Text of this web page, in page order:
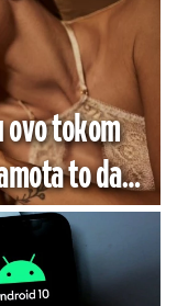
tokom
to da